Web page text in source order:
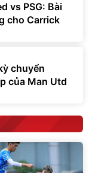
vs PSG: Bài
cho Carrick
chuyển
của Man Utd